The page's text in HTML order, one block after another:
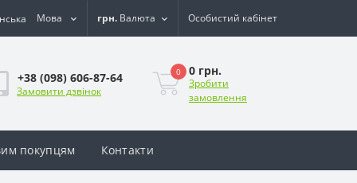
Мова грн. Валюта Особистий кабінет
+38 (098) 606-87-64
Замовити дзвінок
0 0 грн.
Зробити
замовлення
покупцям Контакти